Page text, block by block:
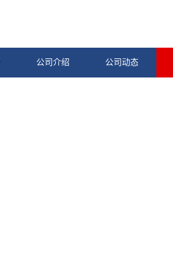
公司介绍 公司动态